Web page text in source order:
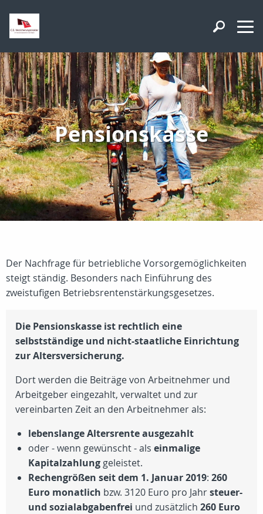
Pensionskasse
Der Nachfrage für betriebliche Vorsorgemöglichkeiten
steigt ständig. Besonders nach Einführung des
zweistufigen Betriebsrentenstärkungsgesetzes.
Die Pensionskasse ist rechtlich eine
selbstständige und nicht-staatliche Einrichtung
zur Altersversicherung.
Dort werden die Beiträge von Arbeitnehmer und
Arbeitgeber eingezahlt, verwaltet und zur
vereinbarten Zeit an den Arbeitnehmer als:
lebenslange Altersrente ausgezahlt
oder - wenn gewünscht - als einmalige
Kapitalzahlung geleistet.
Rechengrößen seit dem 1. Januar 2019: 260
Euro monatlich bzw. 3120 Euro pro Jahrsteuer-
und sozialabgabenfrei und zusätzlich 260 Euro